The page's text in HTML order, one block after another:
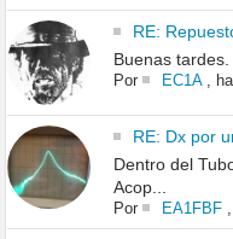
RE:
Buenas
Por EC1A,
RE: Dx por
Dentro del
Acop...
Por EA1FBF,